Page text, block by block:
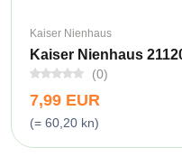
Kaiser Nienhaus
Kaiser Nienhaus
(0)
7,99 EUR
(= 60,20 kn)